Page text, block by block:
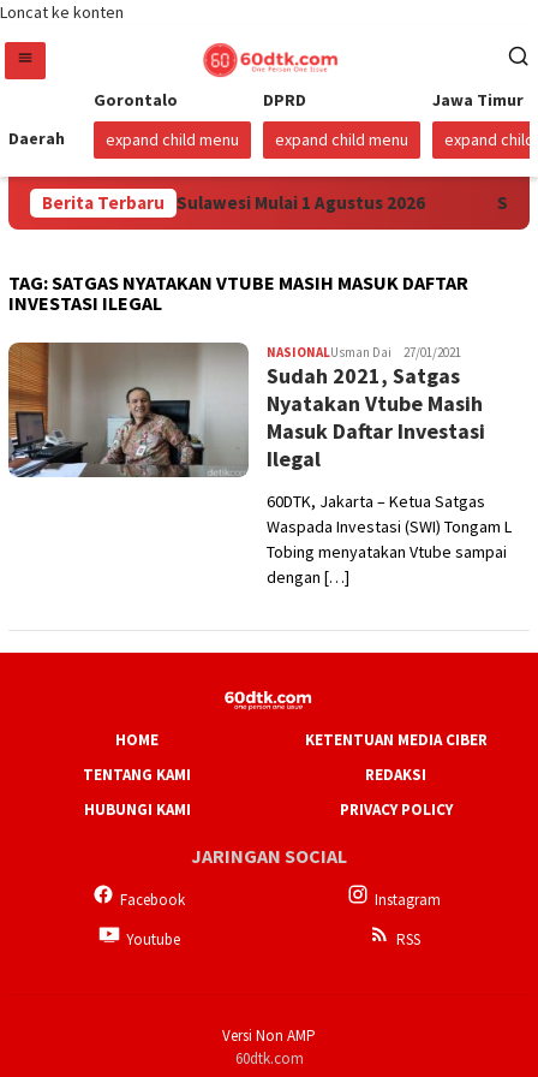
Loncat ke konten
Daerah
Gorontalo
expand child menu
DPRD
expand child menu
Jawa Timur
expand child
Berita Terbaru
Harga Pertamax di Sulawesi Mulai 1 Agustus 2026
TAG:SATGAS NYATAKAN VTUBE MASIH MASUK DAFTAR
INVESTASI ILEGAL
NASIONALUsman Dai 27/01/2021
Sudah 2021, Satgas
Nyatakan Vtube Masih
Masuk Daftar Investasi
Ilegal
60DTK, Jakarta – Ketua Satgas
Waspada Investasi (SWI) Tongam L
Tobing menyatakan Vtube sampai
dengan […]
HOME
KETENTUAN MEDIA CIBER
TENTANG KAMI
REDAKSI
HUBUNGI KAMI
PRIVACY POLICY
JARINGAN SOCIAL
Facebook
Instagram
Youtube
RSS
Versi Non AMP
60dtk.com